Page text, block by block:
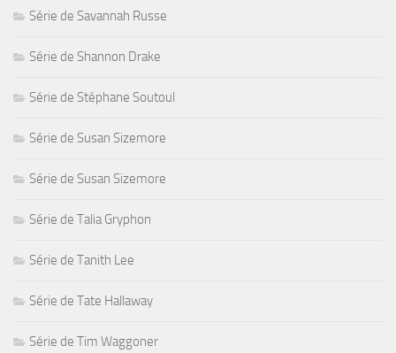
Série de Savannah Russe
Série de Shannon Drake
Série de Stéphane Soutoul
Série de Susan Sizemore
Série de Susan Sizemore
Série de Talia Gryphon
Série de Tanith Lee
Série de Tate Hallaway
Série de Tim Waggoner